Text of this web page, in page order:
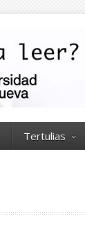
Tertulias